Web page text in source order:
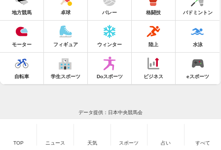
地方競馬 卓球 バレー 格闘技 バドミントン
モーター フィギュア ウィンター 陸上 水泳
自転車 学生スポーツ Doスポーツ ビジネス eスポーツ
データ提供：日本中央競馬会
TOP ニュース 天気 スポーツ 占い すべて